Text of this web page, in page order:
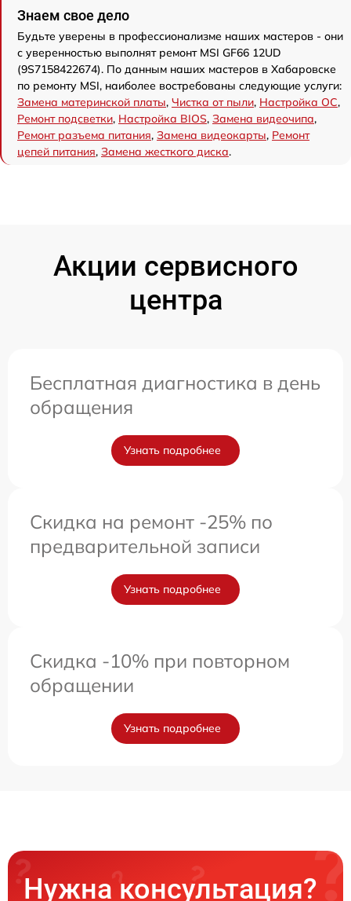
Знаем свое дело
Будьте уверены в профессионализме наших мастеров - они
с уверенностью выполнят ремонт MSI GF66 12UD
(9S7158422674). По данным наших мастеров в Хабаровске
по ремонту MSI, наиболее востребованы следующие услуги:
Замена материнской платы, Чистка от пыли, Настройка ОС,
Ремонт подсветки, Настройка BIOS, Замена видеочипа,
Ремонт разъема питания, Замена видеокарты, Ремонт
цепей питания, Замена жесткого диска.
Акции сервисного
центра
Бесплатная диагностика в день
обращения
Узнать подробнее
Скидка на ремонт -25% по
предварительной записи
Узнать подробнее
Скидка -10% при повторном
обращении
Узнать подробнее
Нужна консультация?